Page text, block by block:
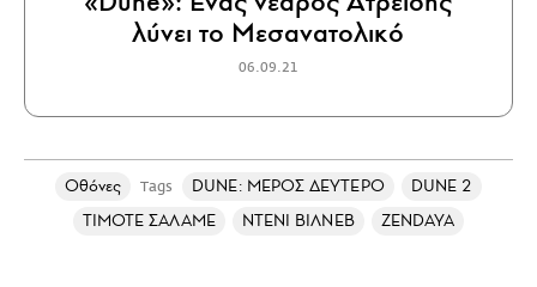
λύνει το Μεσανατολικό
06.09.21
Οθόνες Tags DUNE: ΜΕΡΟΣ ΔΕΥΤΕΡΟ
DUNE 2
ΤΙΜΟΤΕ ΣΑΛΑΜΕ
ΝΤΕΝΙ ΒΙΛΝΕΒ ZENDAYA